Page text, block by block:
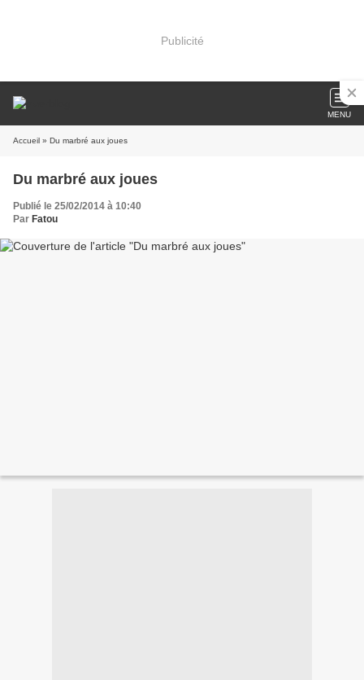
Publicité
MENU
Accueil » Du marbré aux joues
Du marbré aux joues
Publié le 25/02/2014 à 10:40
Par Fatou